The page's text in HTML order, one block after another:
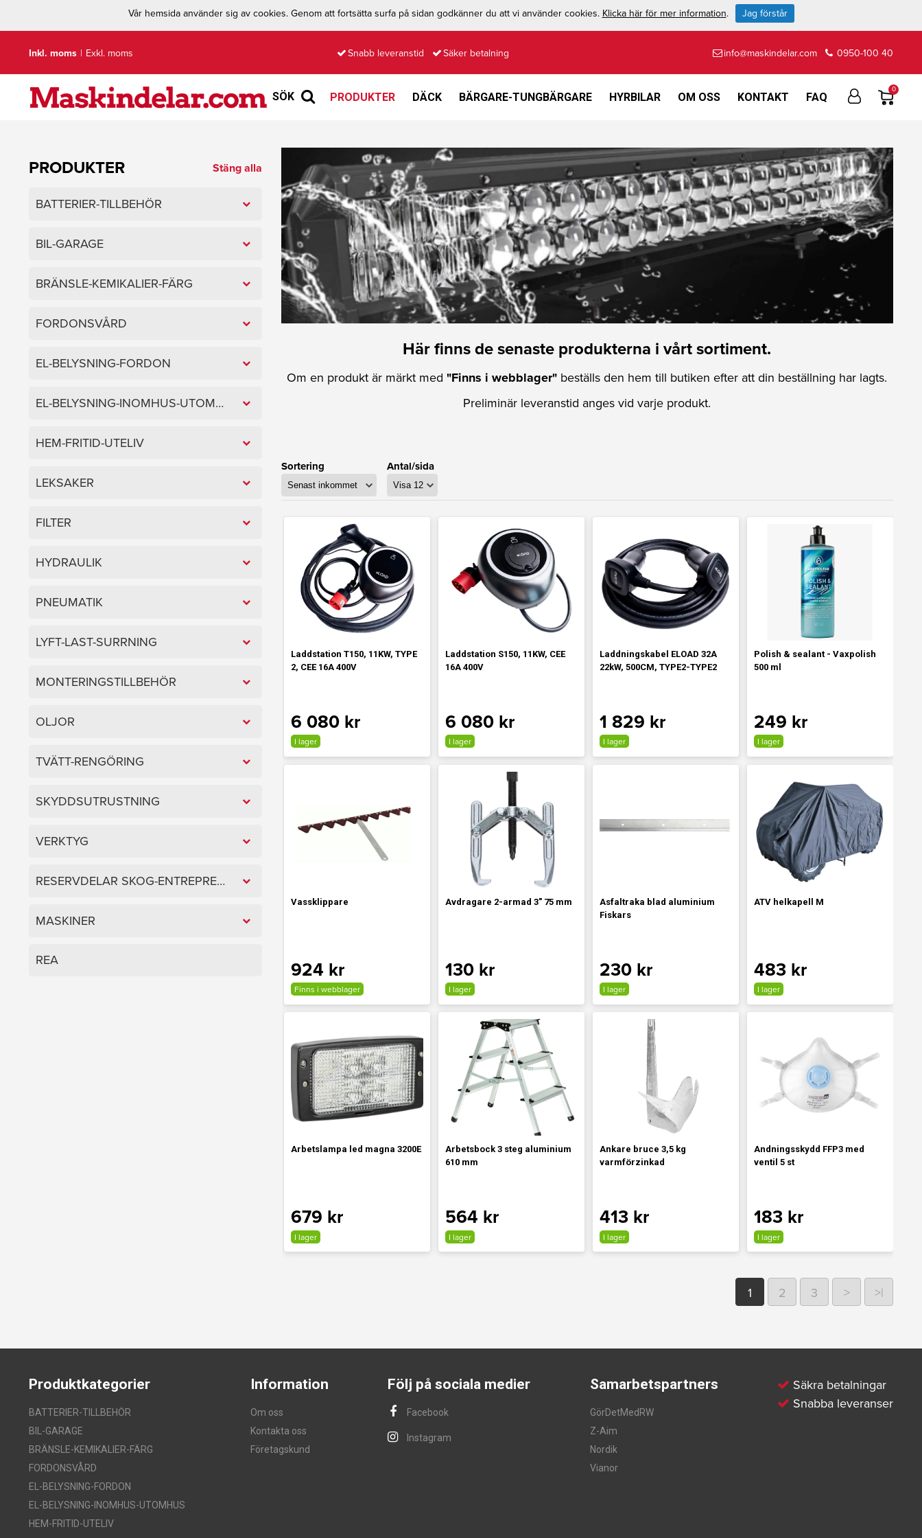
Inkl. moms | Exkl. moms Snabb leveranstid Säker betalning info@maskindelar.com 0950-100 40
SÖK PRODUKTER DÄCK BÄRGARE-TUNGBÄRGARE HYRBILAR OM OSS KONTAKT FAQ
0
PRODUKTER Stäng alla
BATTERIER-TILLBEHÖR
BIL-GARAGE
BRÄNSLE-KEMIKALIER-FÄRG
FORDONSVÅRD
EL-BELYSNING-FORDON
EL-BELYSNING-INOMHUS-UTOMHUS
HEM-FRITID-UTELIV
LEKSAKER
FILTER
HYDRAULIK
PNEUMATIK
LYFT-LAST-SURRNING
MONTERINGSTILLBEHÖR
OLJOR
TVÄTT-RENGÖRING
SKYDDSUTRUSTNING
VERKTYG
RESERVDELAR SKOG-ENTREPRENAD
MASKINER
REA
Här finns de senaste produkterna i vårt sortiment.
Om en produkt är märkt med"Finns i webblager" beställs den hem till butiken efter att din beställning har lagts.
Preliminär leveranstid anges vid varje produkt.
Sortering Antal/sida
Laddstation T150, 11KW, TYPE
2, CEE 16A 400V
6 080 kr
I lager
Laddstation S150, 11KW, CEE
16A 400V
6 080 kr
I lager
Laddningskabel ELOAD 32A
22kW, 500CM, TYPE2-TYPE2
1 829 kr
I lager
Polish & sealant - Vaxpolish
500 ml
249 kr
I lager
Vassklippare
924 kr
Finns i webblager
Avdragare 2-armad 3" 75 mm
130 kr
I lager
Asfaltraka blad aluminium
Fiskars
230 kr
I lager
ATV helkapell M
483 kr
I lager
Arbetslampa led magna 3200E
679 kr
I lager
Arbetsbock 3 steg aluminium
610 mm
564 kr
I lager
Ankare bruce 3,5 kg
varmförzinkad
413 kr
I lager
Andningsskydd FFP3 med
ventil 5 st
183 kr
I lager
1 2 3 > >|
Produktkategorier
BATTERIER-TILLBEHÖR
BIL-GARAGE
BRÄNSLE-KEMIKALIER-FÄRG
FORDONSVÅRD
EL-BELYSNING-FORDON
EL-BELYSNING-INOMHUS-UTOMHUS
HEM-FRITID-UTELIV
Information
Om oss
Kontakta oss
Företagskund
Följ på sociala medier
Facebook
Instagram
Samarbetspartners
GörDetMedRW
Z-Aim
Nordik
Vianor
Säkra betalningar
Snabba leveranser
Vår hemsida använder sig av cookies. Genom att fortsätta surfa på sidan godkänner du att vi använder cookies. Klicka här för mer information. Jag förstår